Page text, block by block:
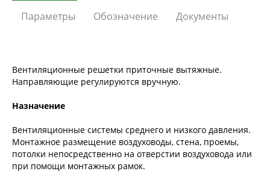
Параметры Обозначение Документы
Вентиляционные решетки приточные вытяжные.
Направляющие регулируются вручную.
Назначение
Вентиляционные системы среднего и низкого давления.
Монтажное размещение воздуховоды, стена, проемы,
потолки непосредственно на отверстии воздуховода или
при помощи монтажных рамок.